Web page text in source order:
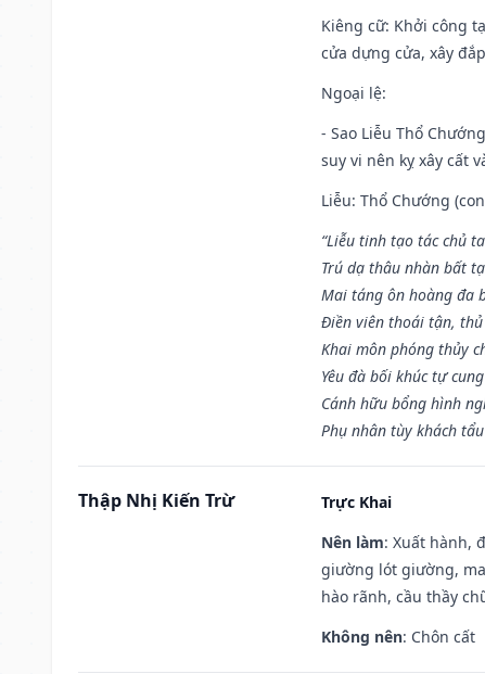
Kiêng cữ: Khởi công
cửa dựng cửa, xây
Ngoại lệ:
- Sao Liễu Thổ
suy vi nên kỵ xây cất
Liễu: Thổ Chướng
“Liễu tinh tạo tác chủ
Trú dạ thâu nhàn bất
Mai táng ôn hoàng đa
Điền viên thoái tận, thủ
Khai môn phóng thủy
Yêu đà bối khúc tự
Cánh hữu bổng hình
Phụ nhân tùy khách
Thập Nhị Kiến Trừ
Trực Khai
Nên làm: Xuất hành,
giường lót giường,
hào rãnh, cầu thầy
Không nên: Chôn cất